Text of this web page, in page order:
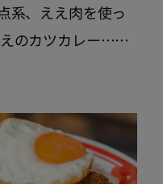
系、ええ肉を使っ
えのカツカレー……